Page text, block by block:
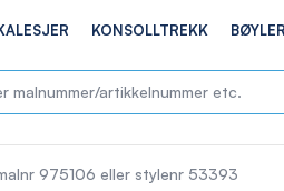
KONSOLLTREKK
975106 eller stylenr 53393